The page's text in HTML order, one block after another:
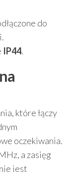
do
IP44.
które łączy
oczekiwania.
a zasięg
jest